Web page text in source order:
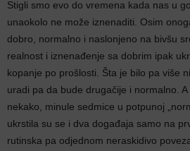
Stigli smo evo do vremena kada nas u
unaokolo ne može iznenaditi. Osim
dobro, normalno i naslonjeno na bivšu
realnost i iznenađenje sa dobrim ipak
kopanje po prošlosti. Šta je bilo pa više
uradi pa da bude drugačije i normalno.
nekako, minule sedmice u potpunoj
ukrstila su se i dva događaja samo na
rutinska pa odjednom neraskidivo